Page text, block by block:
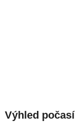
Výhled počasí